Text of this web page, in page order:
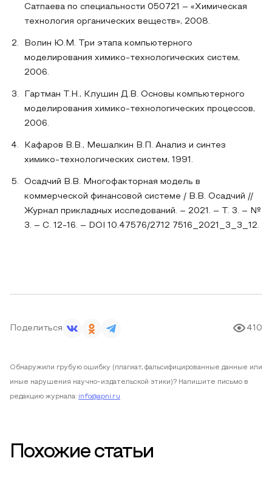
Сатпаева по специальности 050721 – «Химическая
технология органических веществ», 2008.
Волин Ю.М. Три этапа компьютерного
моделирования химико-технологических систем,
2006.
Гартман Т.Н., Клушин Д.В. Основы компьютерного
моделирования химико-технологических процессов,
2006.
Кафаров В.В., Мешалкин В.П. Анализ и синтез
химико-технологических систем, 1991.
Осадчий В.В. Многофакторная модель в
коммерческой финансовой системе / В.В. Осадчий //
Журнал прикладных исследований. – 2021. – Т. 3. – №
3. – С. 12-16. – DOI 10.47576/2712 7516_2021_3_3_12.
Поделиться 410
Обнаружили грубую ошибку (плагиат, фальсифицированные данные или
иные нарушения научно-издательской этики)? Напишите письмо в
редакцию журнала: info@apni.ru
Похожие статьи